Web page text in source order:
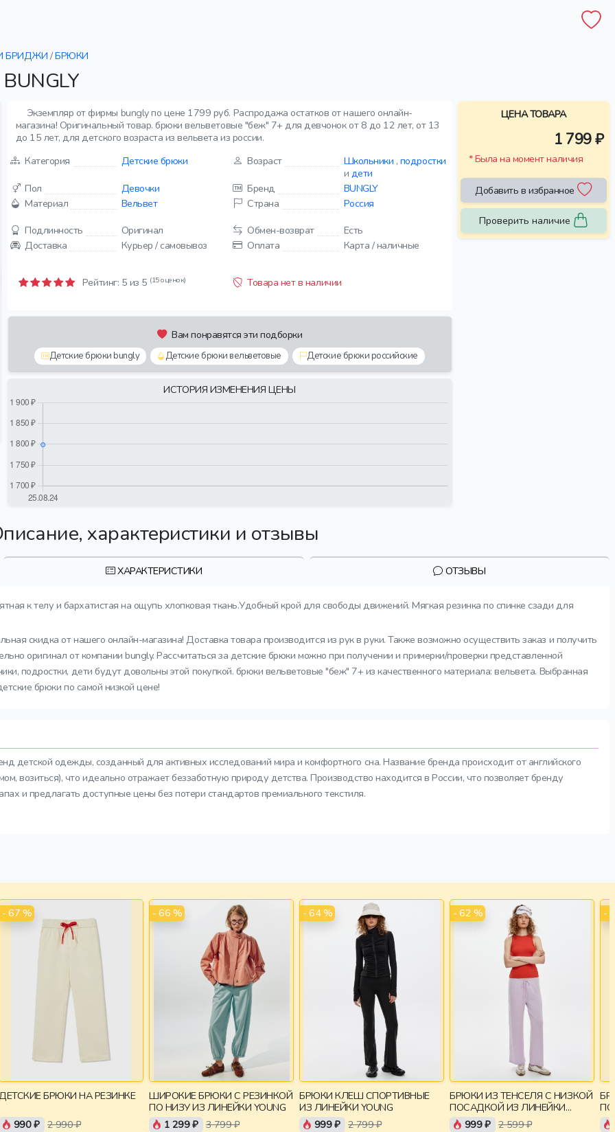
БРИДЖИ /БРЮКИ
Экземпляр от фирмы bungly по цене 1799 руб. Распродажа остатков от нашего онлайн-
магазина! Оригинальный товар. брюки вельветовые "беж" 7+ для девчонок от 8 до 12 лет, от 13
до 15 лет, для детского возраста из вельвета из россии.
Категория
Детские брюки Возраст Школьники , подростки
и дети
Пол
Девочки Бренд
BUNGLY
Материал
Вельвет Страна
Россия
Подлинность
Оригинал Обмен-возврат
Есть
Доставка
Курьер / самовывоз Оплата Карта / наличные
Рейтинг: 5 из 5 (15 оценок) Товара нет в наличии
Вам понравятся эти подборки
Детские брюки bungly Детские брюки вельветовые Детские брюки российские
ИСТОРИЯ ИЗМЕНЕНИЯ ЦЕНЫ
ЦЕНА ТОВАРА
1 799 ₽
* Была на момент наличия
Добавить в избранное
Проверить наличие
характеристики и отзывы
ХАРАКТЕРИСТИКИ ОТЗЫВЫ
к телу и бархатистая на ощупь хлопковая ткань.Удобный крой для свободы движений. Мягкая резинка по спинке сзади для
скидка от нашего онлайн-магазина! Доставка товара производится из рук в руки. Также возможно осуществить заказ и получить
оригинал от компании bungly. Рассчитаться за детские брюки можно при получении и примерки/проверки представленной
подростки, дети будут довольны этой покупкой. брюки вельветовые "беж" 7+ из качественного материала: вельвета. Выбранная
брюки по самой низкой цене!
детской одежды, созданный для активных исследований мира и комфортного сна. Название бренда происходит от английского
возиться), что идеально отражает беззаботную природу детства. Производство находится в России, что позволяет бренду
и предлагать доступные цены без потери стандартов премиального текстиля.
- 67 %
БРЮКИ НА РЕЗИНКЕ
990 ₽ 2 990 ₽
- 66 %
ШИРОКИЕ БРЮКИ С РЕЗИНКОЙ
ПО НИЗУ ИЗ ЛИНЕЙКИ YOUNG
1 299 ₽ 3 799 ₽
- 64 %
БРЮКИ КЛЕШ СПОРТИВНЫЕ
ИЗ ЛИНЕЙКИ YOUNG
999 ₽ 2 799 ₽
- 62 %
БРЮКИ ИЗ ТЕНСЕЛЯ С НИЗКОЙ
ПОСАДКОЙ ИЗ ЛИНЕЙКИ
YOUNG
999 ₽ 2 599 ₽
-